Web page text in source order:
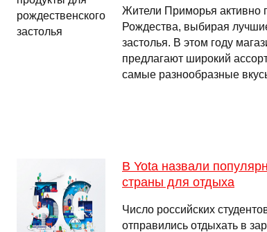
Жители Приморья активно
Рождества, выбирая
застолья. В этом году
предлагают широкий
самые разнообразные
В Yota назвали
страны для отдыха
Число российских
отправились отдыхать в